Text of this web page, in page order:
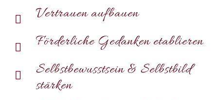
Vertrauen aufbauen
Förderliche Gedanken etablieren
Selbstbewusstsein & Selbstbild
stärken